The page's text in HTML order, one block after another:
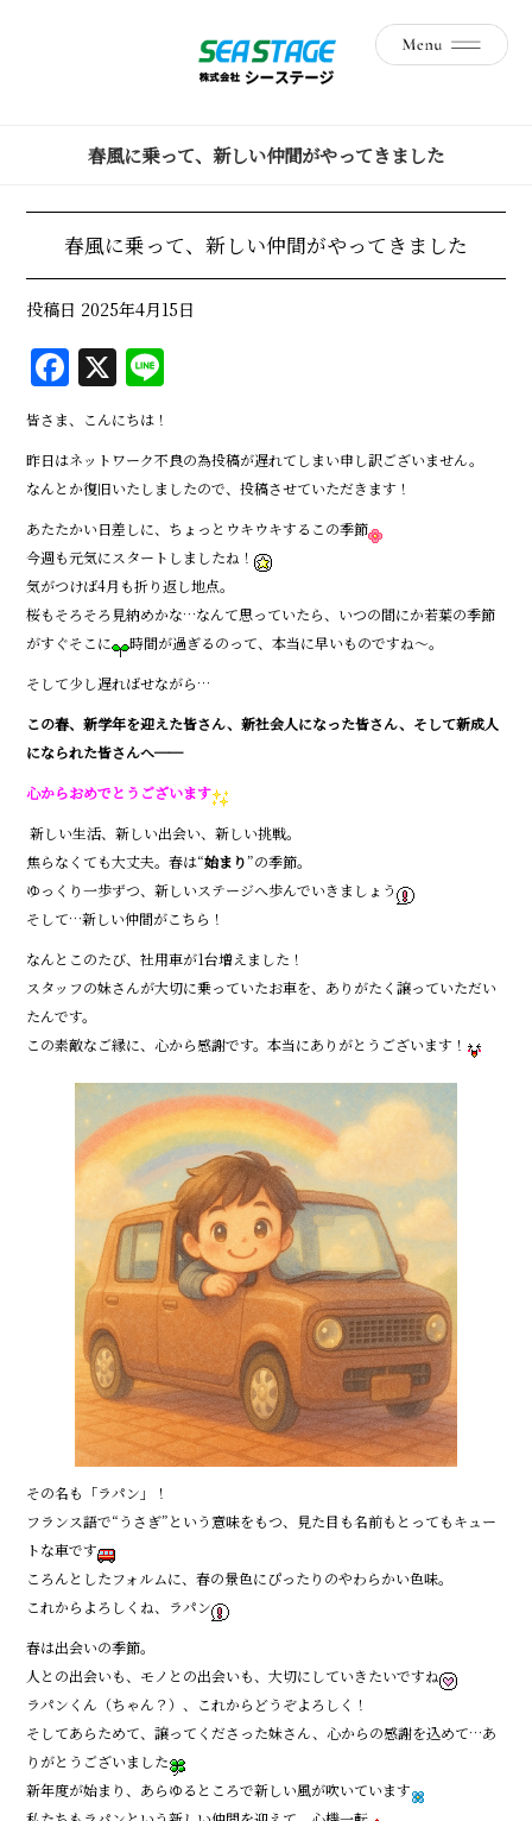
春風に乗って、新しい仲間がやってきました
春風に乗って、新しい仲間がやってきました
投稿日 2025年4月15日
F
a
c
e
b
o
o
k
X
e
皆さま、こんにちは！
昨日はネットワーク不良の為投稿が遅れてしまい申し訳ございません。
なんとか復旧いたしましたので、投稿させていただきます！
あたたかい日差しに、ちょっとウキウキするこの季節
今週も元気にスタートしましたね！
気がつけば4月も折り返し地点。
桜もそろそろ見納めかな…なんて思っていたら、いつの間にか若葉の季節
がすぐそこに
時間が過ぎるのって、本当に早いものですね〜。
そして少し遅ればせながら…
この春、新学年を迎えた皆さん、新社会人になった皆さん、そして新成人
になられた皆さんへ──
心からおめでとうございます
新しい生活、新しい出会い、新しい挑戦。
焦らなくても大丈夫。春は“始まり”の季節。
ゆっくり一歩ずつ、新しいステージへ歩んでいきましょう
そして…新しい仲間がこちら！
なんとこのたび、社用車が1台増えました！
スタッフの妹さんが大切に乗っていたお車を、ありがたく譲っていただい
たんです。
この素敵なご縁に、心から感謝です。本当にありがとうございます！
その名も「ラパン」！
フランス語で“うさぎ”という意味をもつ、見た目も名前もとってもキュー
トな車です
ころんとしたフォルムに、春の景色にぴったりのやわらかい色味。
これからよろしくね、ラパン
春は出会いの季節。
人との出会いも、モノとの出会いも、大切にしていきたいですね
ラパンくん（ちゃん？）、これからどうぞよろしく！
そしてあらためて、譲ってくださった妹さん、心からの感謝を込めて…あ
りがとうございました
新年度が始まり、あらゆるところで新しい風が吹いています